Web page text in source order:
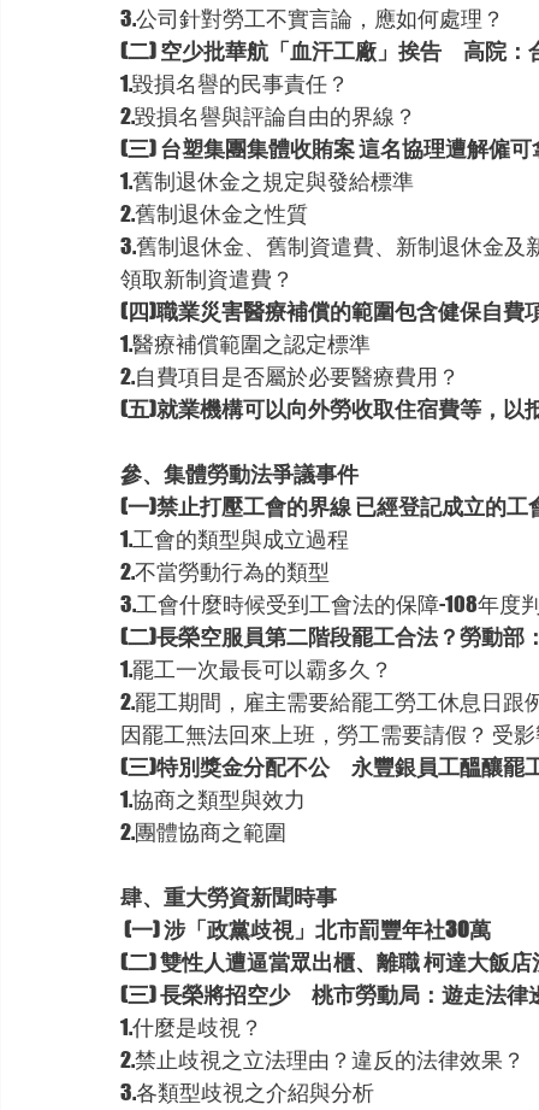
3.公司針對勞工不實言論，應如何處理？
(二) 空少批華航「血汗工廠」挨告　高院：
1.毀損名譽的民事責任？
2.毀損名譽與評論自由的界線？
(三) 台塑集團集體收賄案 這名協理遭解僱可
1.舊制退休金之規定與發給標準
2.舊制退休金之性質
3.舊制退休金、舊制資遣費、新制退休金
領取新制資遣費？
(四)職業災害醫療補償的範圍包含健保自費
1.醫療補償範圍之認定標準
2.自費項目是否屬於必要醫療費用？
(五)就業機構可以向外勞收取住宿費等，以
參、集體勞動法爭議事件
(一)禁止打壓工會的界線 已經登記成立的
1.工會的類型與成立過程
2.不當勞動行為的類型
3.工會什麼時候受到工會法的保障-108年度
(二)長榮空服員第二階段罷工合法？勞動部
1.罷工一次最長可以霸多久？
2.罷工期間，雇主需要給罷工勞工休息日跟
因罷工無法回來上班，勞工需要請假？ 受
(三)特別獎金分配不公　永豐銀員工醞釀罷
1.協商之類型與效力
2.團體協商之範圍
肆、重大勞資新聞時事
(一) 涉「政黨歧視」北市罰豐年社30萬
(二) 雙性人遭逼當眾出櫃、離職 柯達大飯店
(三) 長榮將招空少　桃市勞動局：遊走法律
1.什麼是歧視？
2.禁止歧視之立法理由？違反的法律效果？
3.各類型歧視之介紹與分析